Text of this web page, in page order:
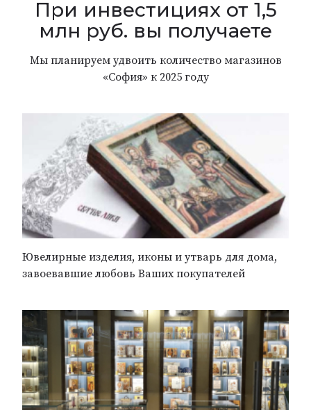
При инвестициях от 1,5
млн руб. вы получаете
Мы планируем удвоить количество магазинов
«София» к 2025 году
Ювелирные изделия, иконы и утварь для дома,
завоевавшие любовь Ваших покупателей